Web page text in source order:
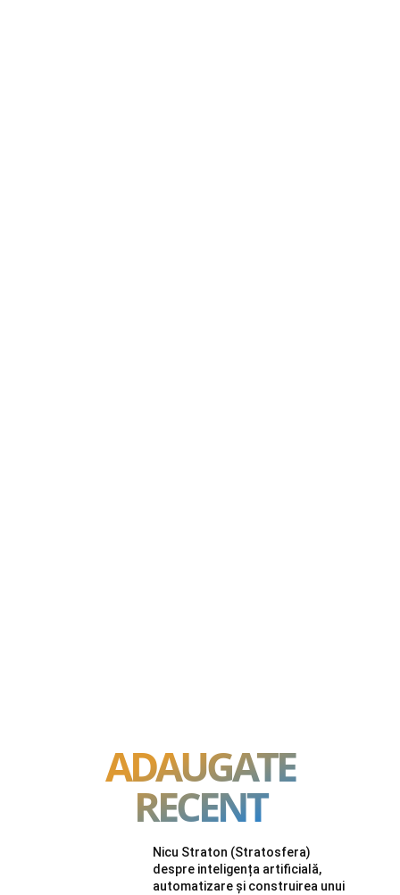
ADAUGATE
RECENT
Nicu Straton (Stratosfera)
despre inteligența artificială,
automatizare și construirea unui